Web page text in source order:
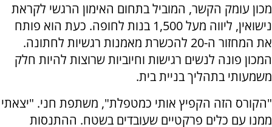
מכון עומק הקשר, המוביל בתחום האימון הרגשי לקראת
נישואין, ליווה מעל 1,500 בנות לחופה. כעת הוא פותח
את המחזור ה-20 להכשרת מאמנות רגשיות לחתונה.
המכון פונה לנשים רגישות וחיוביות שרוצות להיות חלק
משמעותי בתהליך בניית בית.
"הקורס הזה הקפיץ אותי כמטפלת", משתפת חני. "יצאתי
ממנו עם כלים פרקטיים שעובדים בשטח. ההתנסות